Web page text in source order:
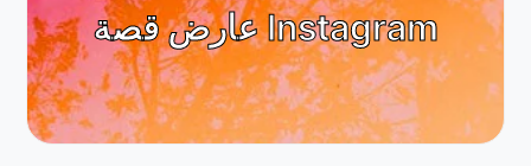
عارض قصة Instagram